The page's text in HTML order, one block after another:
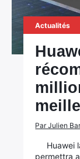
Actualités
Par Julien
Huawei
permettra